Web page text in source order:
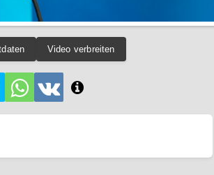
Video verbreiten